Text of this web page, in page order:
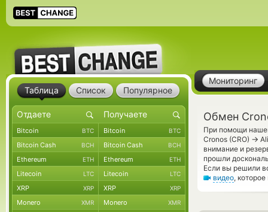
Мониторинг
Обмен
При помощи
Cronos (CRO) →
внимание и
прошли
Если вы решили
видео,
Таблица Список Популярное
Bitcoin BTC Bitcoin BTC
Bitcoin Cash BCH Bitcoin Cash BCH
Ethereum ETH Ethereum ETH
Litecoin LTC Litecoin LTC
XRP XRP XRP XRP
Monero XMR Monero XMR